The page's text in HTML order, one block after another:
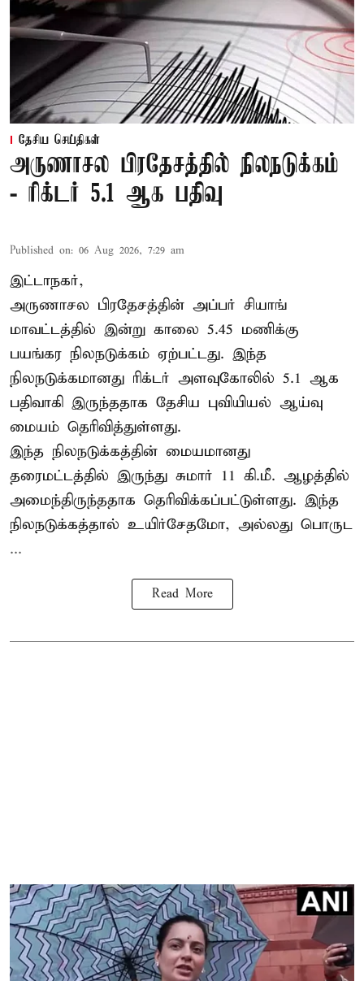
தேசிய செய்திகள்
அருணாசல பிரதேசத்தில் நிலநடுக்கம்
- ரிக்டர் 5.1 ஆக பதிவு
Published on: 06 Aug 2026, 7:29 am
இட்டாநகர்,
அருணாசல பிரதேசத்தின் அப்பர் சியாங்
மாவட்டத்தில் இன்று காலை 5.45 மணிக்கு
பயங்கர நிலநடுக்கம் ஏற்பட்டது. இந்த
நிலநடுக்கமானது ரிக்டர் அளவுகோலில் 5.1 ஆக
பதிவாகி இருந்ததாக தேசிய புவியியல் ஆய்வு
மையம் தெரிவித்துள்ளது.
இந்த நிலநடுக்கத்தின் மையமானது
தரைமட்டத்தில் இருந்து சுமார் 11 கி.மீ. ஆழத்தில்
அமைந்திருந்ததாக தெரிவிக்கப்பட்டுள்ளது. இந்த
நிலநடுக்கத்தால் உயிர்சேதமோ, அல்லது பொருட
...
Read More